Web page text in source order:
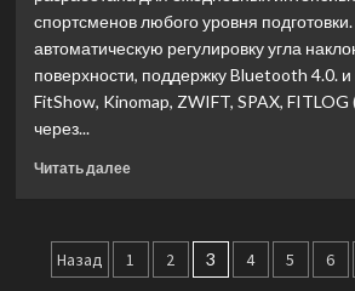
(Лучшая
цена)
спортсменов любого уровня
автоматическую регулировку угла
поверхности, поддержку Bluetooth 4.0.
FitShow, Kinomap, ZWIFT, SPAX,
через...
Читать далееПрочитать
дорожка
Unix
Пагинация
Назад 1 2 3 4 5 6